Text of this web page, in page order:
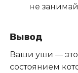
не
Вывод
Ваши уши — это
состоянием